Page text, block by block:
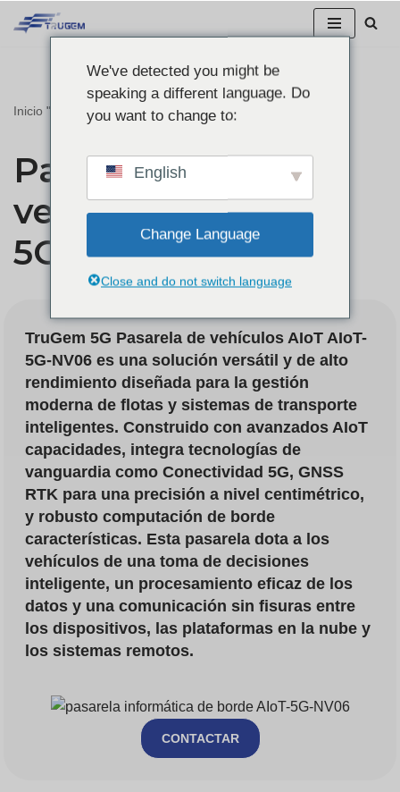
Inicio " Pasarela para vehículos 5G AIoT-5G-NV06
Pasarela para
vehículos 5G AIoT-
5G-NV06
TruGem 5G Pasarela de vehículos AIoT AIoT-
5G-NV06 es una solución versátil y de alto
rendimiento diseñada para la gestión
moderna de flotas y sistemas de transporte
inteligentes. Construido con avanzados AIoT
capacidades, integra tecnologías de
vanguardia comoConectividad 5G,GNSS
RTK para una precisión a nivel centimétrico,
y robustocomputación de borde
características. Esta pasarela dota a los
vehículos de una toma de decisiones
inteligente, un procesamiento eficaz de los
datos y una comunicación sin fisuras entre
los dispositivos, las plataformas en la nube y
los sistemas remotos.
CONTACTAR
We've detected you might be
speaking a different language. Do
you want to change to:
English
Change Language
Close and do not switch language